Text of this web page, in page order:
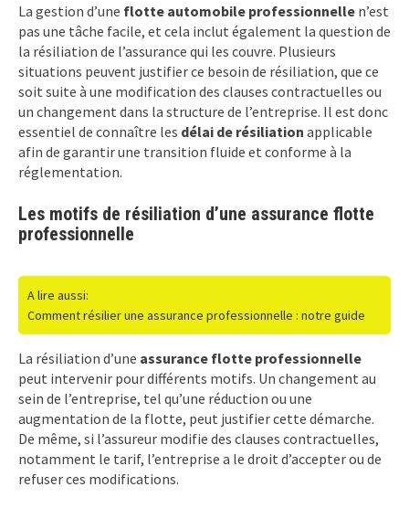
La gestion d’une flotte automobile professionnelle n’est
pas une tâche facile, et cela inclut également la question de
la résiliation de l’assurance qui les couvre. Plusieurs
situations peuvent justifier ce besoin de résiliation, que ce
soit suite à une modification des clauses contractuelles ou
un changement dans la structure de l’entreprise. Il est donc
essentiel de connaître les délai de résiliation applicable
afin de garantir une transition fluide et conforme à la
réglementation.
Les motifs de résiliation d’une assurance flotte
professionnelle
A lire aussi:
Comment résilier une assurance professionnelle : notre guide
La résiliation d’une assurance flotte professionnelle
peut intervenir pour différents motifs. Un changement au
sein de l’entreprise, tel qu’une réduction ou une
augmentation de la flotte, peut justifier cette démarche.
De même, si l’assureur modifie des clauses contractuelles,
notamment le tarif, l’entreprise a le droit d’accepter ou de
refuser ces modifications.